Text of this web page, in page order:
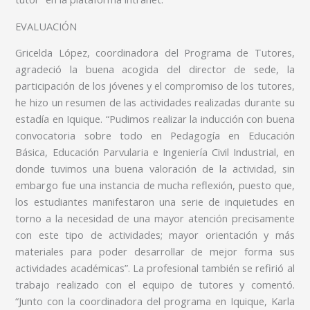
EVALUACIÓN
Gricelda López, coordinadora del Programa de Tutores,
agradeció la buena acogida del director de sede, la
participación de los jóvenes y el compromiso de los tutores,
he hizo un resumen de las actividades realizadas durante su
estadía en Iquique. “Pudimos realizar la inducción con buena
convocatoria sobre todo en Pedagogía en Educación
Básica, Educación Parvularia e Ingeniería Civil Industrial, en
donde tuvimos una buena valoración de la actividad, sin
embargo fue una instancia de mucha reflexión, puesto que,
los estudiantes manifestaron una serie de inquietudes en
torno a la necesidad de una mayor atención precisamente
con este tipo de actividades; mayor orientación y más
materiales para poder desarrollar de mejor forma sus
actividades académicas”. La profesional también se refirió al
trabajo realizado con el equipo de tutores y comentó.
“Junto con la coordinadora del programa en Iquique, Karla